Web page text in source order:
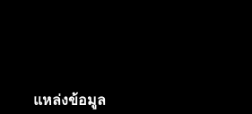
แหล่งข้อมูล